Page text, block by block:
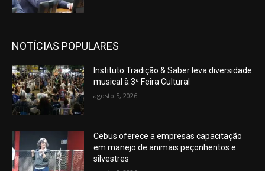
NOTÍCIAS POPULARES
Instituto Tradição & Saber leva diversidade
musical à 3ª Feira Cultural
agosto 5, 2026
Cebus oferece a empresas capacitação
em manejo de animais peçonhentos e
silvestres